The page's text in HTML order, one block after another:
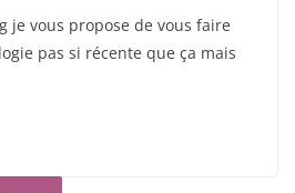
je vous propose de vous faire
pas si récente que ça mais